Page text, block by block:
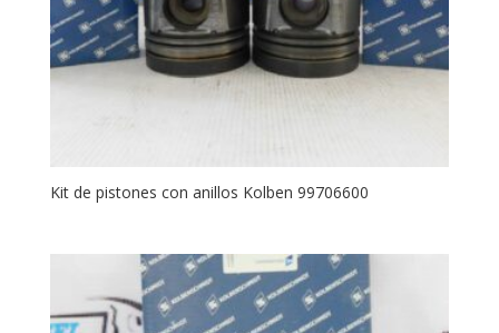
Kit de pistones con anillos Kolben 99706600